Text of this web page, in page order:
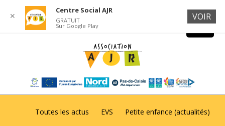
Toutes les actus EVS Petite enfance (actualités)
✕
Centre Social AJR
GRATUIT
Sur Google Play
VOIR